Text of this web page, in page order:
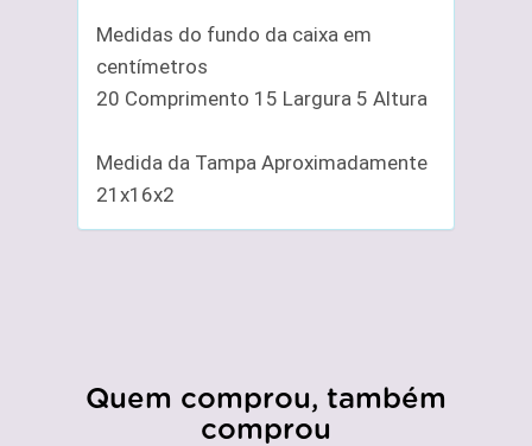
Medidas do fundo da caixa em
centímetros
20 Comprimento 15 Largura 5 Altura
Medida da Tampa Aproximadamente
21x16x2
Quem comprou, também
comprou